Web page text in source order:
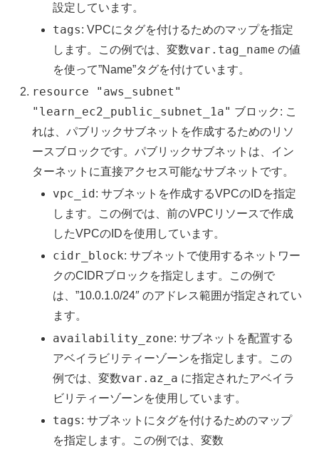
設定しています。
tags: VPCにタグを付けるためのマップを指定
します。この例では、変数var.tag_name の値
を使って”Name”タグを付けています。
resource "aws_subnet"
"learn_ec2_public_subnet_1a" ブロック: こ
れは、パブリックサブネットを作成するためのリソ
ースブロックです。パブリックサブネットは、イン
ターネットに直接アクセス可能なサブネットです。
vpc_id : サブネットを作成するVPCのIDを指定
します。この例では、前のVPCリソースで作成
したVPCのIDを使用しています。
cidr_block: サブネットで使用するネットワー
クのCIDRブロックを指定します。この例で
は、”10.0.1.0/24″ のアドレス範囲が指定されてい
ます。
availability_zone: サブネットを配置する
アベイラビリティーゾーンを指定します。この
例では、変数var.az_a に指定されたアベイラ
ビリティーゾーンを使用しています。
tags: サブネットにタグを付けるためのマップ
を指定します。この例では、変数